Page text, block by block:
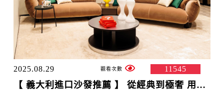
2025.08.29 11545
【 義大利進口沙發推薦 】 從經典到極奢 用現代沙發打造高級奢華居家空間